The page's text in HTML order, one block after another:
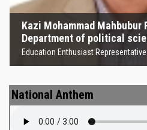
Kazi Mohammad
Department of political
Education Enthusiast Representative
National Anthem